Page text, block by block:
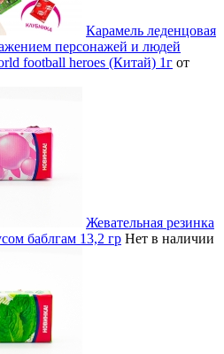
Карамель леденцовая
персонажей и людей
football heroes (Китай) 1г от
Жевательная резинка
баблгам 13,2 гр Нет в наличии